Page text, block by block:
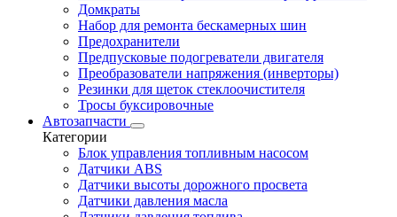
Домкраты
Набор для ремонта бескамерных шин
Предохранители
Предпусковые подогреватели двигателя
Преобразователи напряжения (инверторы)
Резинки для щеток стеклоочистителя
Тросы буксировочные
Автозапчасти
Категории
Блок управления топливным насосом
Датчики ABS
Датчики высоты дорожного просвета
Датчики давления масла